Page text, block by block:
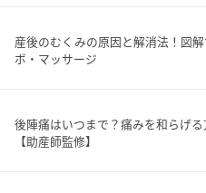
産後のむくみの原因と解消法！図
ボ・マッサージ
後陣痛はいつまで？痛みを和らげ
【助産師監修】